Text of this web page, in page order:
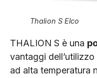
Thalion S Elco
THALION S è una
vantaggi
ad alta temperatura